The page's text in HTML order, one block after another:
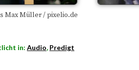
Max Müller / pixelio.de
in: Audio, Predigt